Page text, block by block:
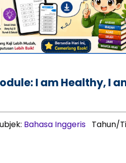
I am Healthy, I
Bahasa Inggeris Tahun/